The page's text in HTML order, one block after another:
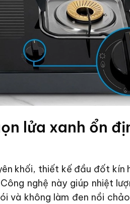
lửa xanh ổn
khối, thiết kế đầu đốt kín
nghệ này giúp nhiệt
và không làm đen nồi